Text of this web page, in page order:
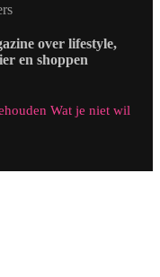
over lifestyle,
en shoppen
Wat je niet wil